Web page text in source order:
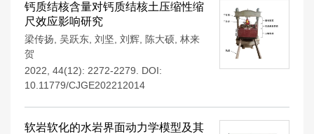
钙质结核含量对钙质结核土压缩性缩
尺效应影响研究
梁传扬 吴跃东 刘坚 刘辉 陈大硕 林来
贺
2022, 44(12): 2272-2279.
DOI:
10.11779/CJGE202212014
软岩软化的水岩界面动力学模型及其